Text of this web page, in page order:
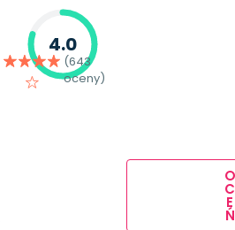
4.0
(643
oceny)
O
C
E
Ń